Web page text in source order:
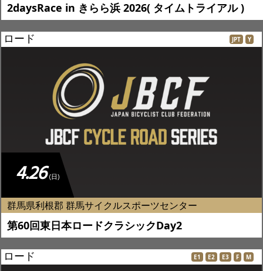
2daysRace in きらら浜 2026( タイムトライアル )
ロード JPT Y
4.26 (日)
群馬県利根郡 群馬サイクルスポーツセンター
第60回東日本ロードクラシックDay2
ロード E1 E2 E3 F M